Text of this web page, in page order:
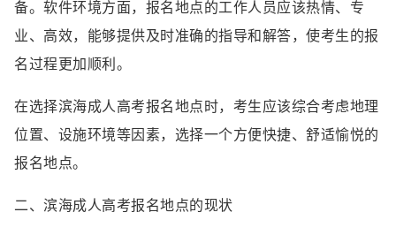
备。软件环境方面，报名地点的工作人员应该热情、专
业、高效，能够提供及时准确的指导和解答，使考生的报
名过程更加顺利。
在选择滨海成人高考报名地点时，考生应该综合考虑地理
位置、设施环境等因素，选择一个方便快捷、舒适愉悦的
报名地点。
二、滨海成人高考报名地点的现状